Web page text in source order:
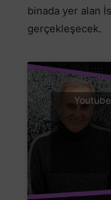
binada yer alan
gerçekleşecek.